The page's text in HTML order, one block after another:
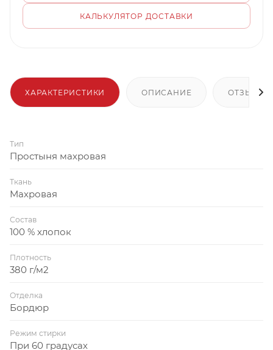
КАЛЬКУЛЯТОР ДОСТАВКИ
ХАРАКТЕРИСТИКИ ОПИСАНИЕ ОТЗЫВЫ
Тип
Простыня махровая
Ткань
Махровая
Состав
100 % хлопок
Плотность
380 г/м2
Отделка
Бордюр
Режим стирки
При 60 градусах